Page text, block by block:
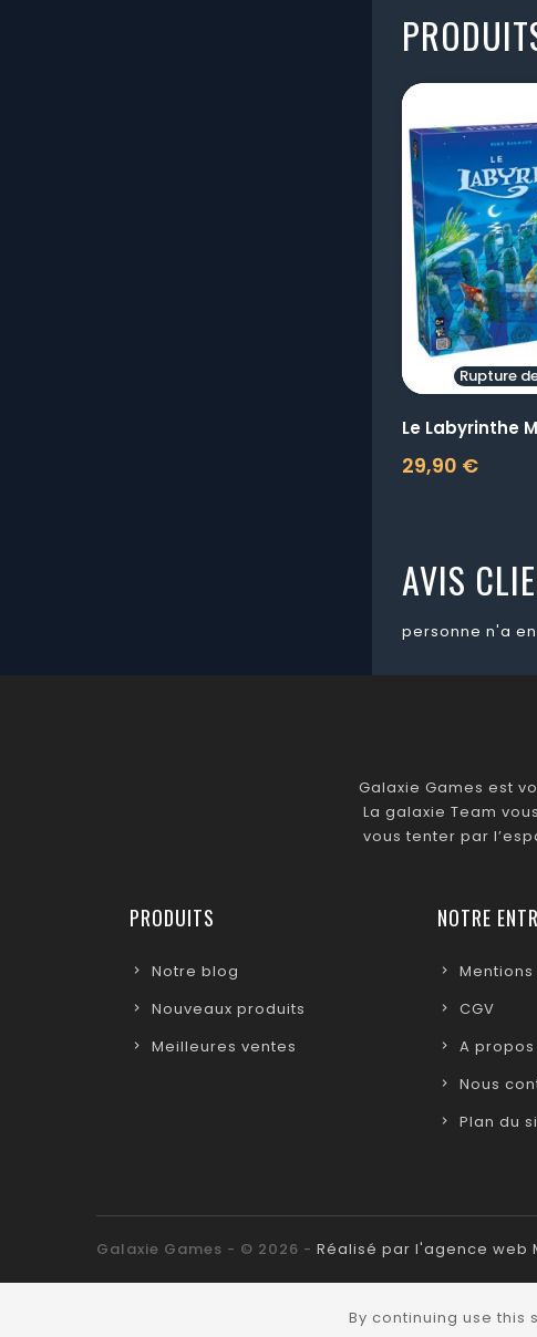
visibility
Rupture
Le Labyrinthe
29,90 €
Prix
AVIS
personne n'a
Galaxie Games est
La galaxie Team
vous tenter par
PRODUITS
Notre blog
Nouveaux produits
Meilleures ventes
NOTRE
CGV
A propos
Nous
Plan du
Galaxie Games - © 2026 - Réalisé par l'agence web
By continuing use this